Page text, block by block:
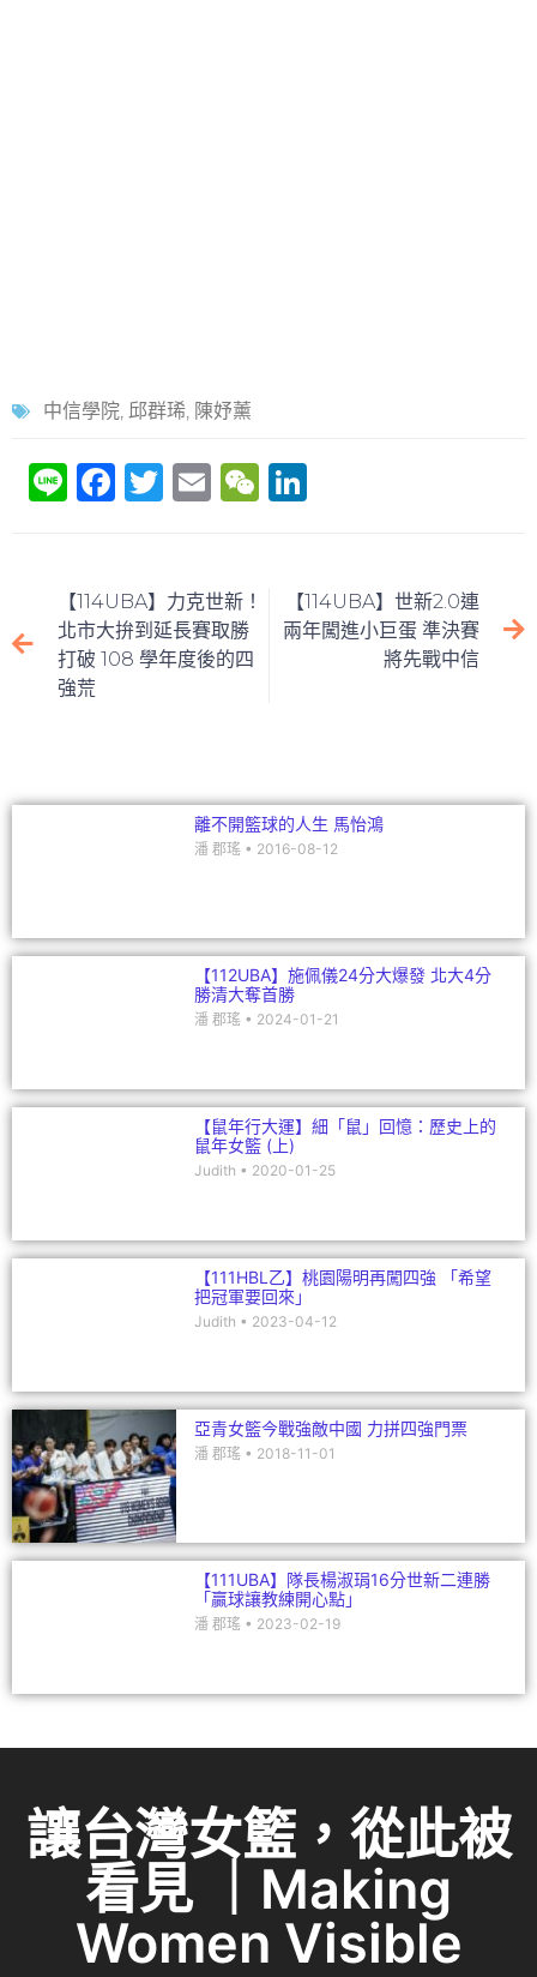
中信學院, 邱群琋, 陳妤薰
Li F
e
b
o
T
er
E
l
W
at
e
dI
【114UBA】力克世新！
北市大拚到延長賽取勝
打破 108 學年度後的四
強荒
【114UBA】世新2.0連
兩年闖進小巨蛋 準決賽
將先戰中信
離不開籃球的人生 馬怡鴻
潘 郡瑤 2016-08-12
【112UBA】施佩儀24分大爆發 北大4分
勝清大奪首勝
潘 郡瑤 2024-01-21
【鼠年行大運】細「鼠」回憶：歷史上的
鼠年女籃 (上)
Judith 2020-01-25
【111HBL乙】桃園陽明再闖四強 「希望
把冠軍要回來」
Judith 2023-04-12
亞青女籃今戰強敵中國 力拼四強門票
潘 郡瑤 2018-11-01
【111UBA】隊長楊淑琄16分世新二連勝
「贏球讓教練開心點」
潘 郡瑤 2023-02-19
讓台灣女籃，從此被
看見 ｜Making
Women Visible